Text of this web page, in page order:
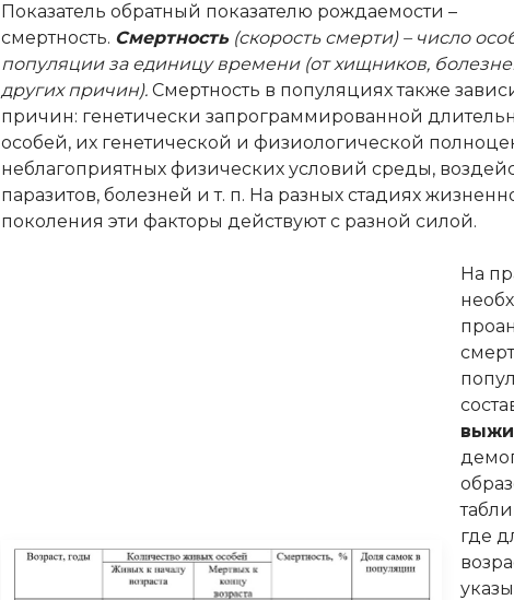
Показатель обратный показателю рождаемости –
смертность. Смертность(скорость смерти) – число
популяции за единицу времени (от хищников,
других причин). Смертность в популяциях также
причин: генетически запрограммированной
особей, их генетической и физиологической
неблагоприятных физических условий среды,
паразитов, болезней и т. п. На разных стадиях
поколения эти факторы действуют с разной силой.
На
где